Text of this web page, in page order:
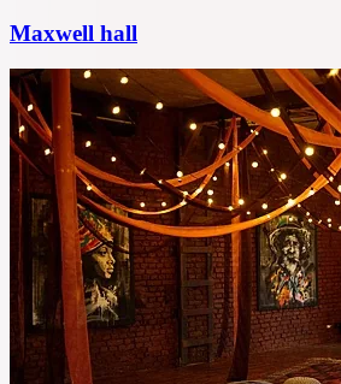
Maxwell hall